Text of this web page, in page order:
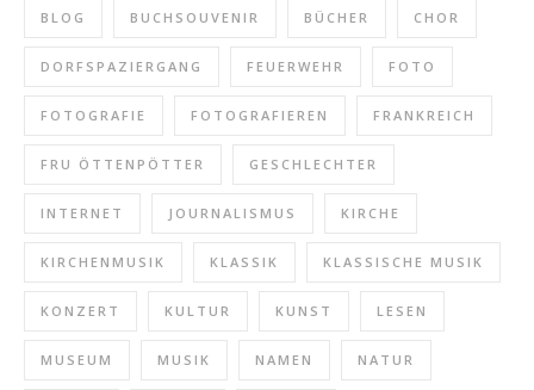
BLOG BUCHSOUVENIR BÜCHER CHOR
DORFSPAZIERGANG FEUERWEHR FOTO
FOTOGRAFIE FOTOGRAFIEREN FRANKREICH
FRU ÖTTENPÖTTER GESCHLECHTER
INTERNET JOURNALISMUS KIRCHE
KIRCHENMUSIK KLASSIK KLASSISCHE MUSIK
KONZERT KULTUR KUNST LESEN
MUSEUM MUSIK NAMEN NATUR